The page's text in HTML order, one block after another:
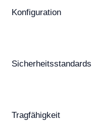
Konfiguration
Sicherheitsstandards
Tragfähigkeit